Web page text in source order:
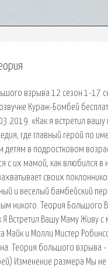
взрыва 12 сезон 1-17
Кураж-Бомбей
«Как я встретил
где главный герой по
детям в подростковом
с их мамой, как влюбился в
своих
и веселый бамбейский
никого. Теория Большого
Я Встретил Вашу Маму Живу
Майк и Молли Мистер
Теория большого взрыва -
Изменение размера Мы